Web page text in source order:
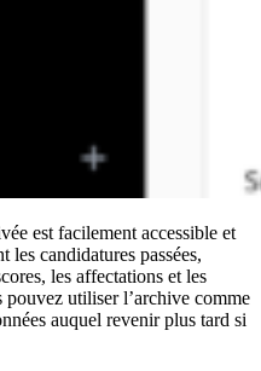
est facilement accessible et
les candidatures passées,
les affectations et les
pouvez utiliser l’archive comme
auquel revenir plus tard si